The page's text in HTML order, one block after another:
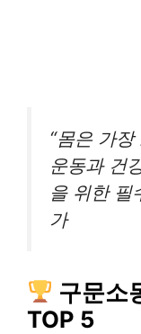
“몸은 가
운동과 건
을 위한 필
가
구문소
TOP 5